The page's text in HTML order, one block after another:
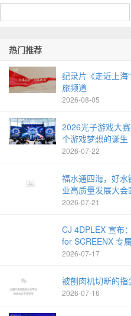
热门推荐
纪录片《走近上海
旅频道
2026-08-05
2026光子游戏大
个游戏梦想的诞生
2026-07-22
福水通四海，好
业高质量发展大会
2026-07-21
CJ 4DPLEX 宣布
for SCREENX 专
2026-07-17
被刨肉机切断的指
2026-07-16